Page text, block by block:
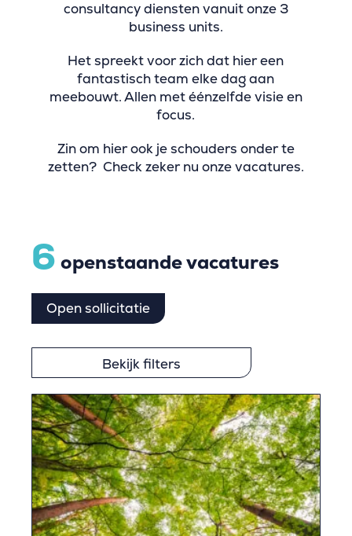
consultancy diensten vanuit onze 3
business units.
Het spreekt voor zich dat hier een
fantastisch team elke dag aan
meebouwt. Allen met éénzelfde visie en
focus.
Zin om hier ook je schouders onder te
zetten? Check zeker nu onze vacatures.
6 openstaande vacatures
Open sollicitatie
Bekijk filters